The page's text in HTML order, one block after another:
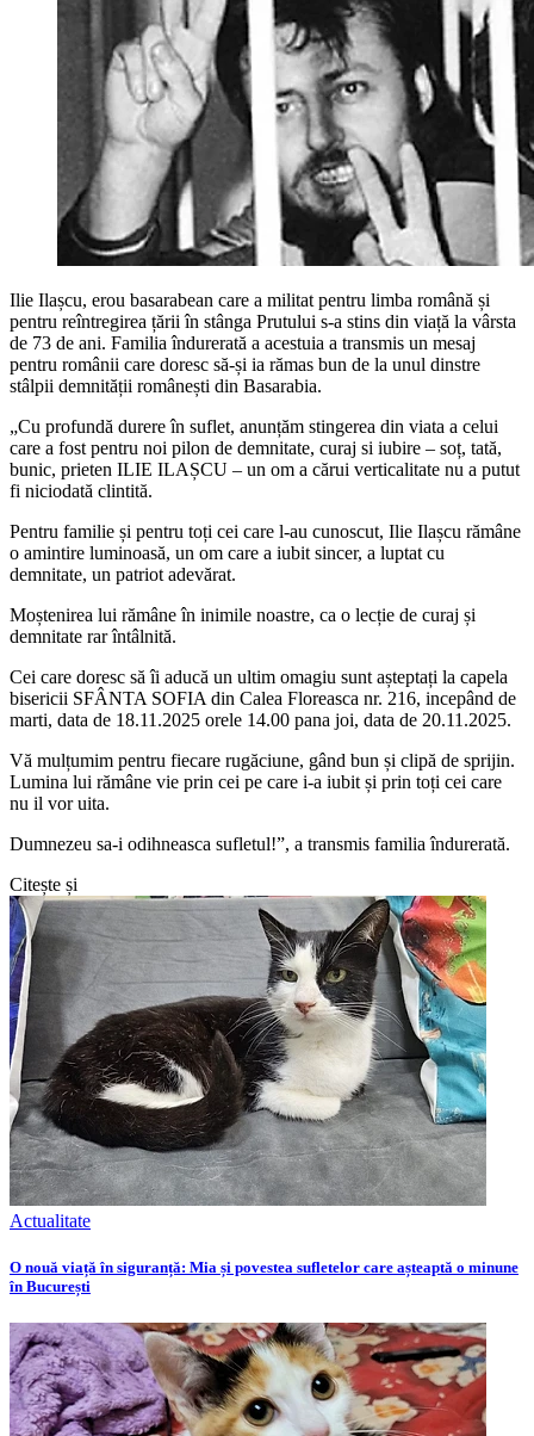
Ilie Ilașcu, erou basarabean care a militat pentru limba română și
pentru reîntregirea țării în stânga Prutului s-a stins din viață la vârsta
de 73 de ani. Familia îndurerată a acestuia a transmis un mesaj
pentru românii care doresc să-și ia rămas bun de la unul dinstre
stâlpii demnității românești din Basarabia.
„Cu profundă durere în suflet, anunțăm stingerea din viata a celui
care a fost pentru noi pilon de demnitate, curaj si iubire – soț, tată,
bunic, prieten ILIE ILAȘCU – un om a cărui verticalitate nu a putut
fi niciodată clintită.
Pentru familie și pentru toți cei care l-au cunoscut, Ilie Ilașcu rămâne
o amintire luminoasă, un om care a iubit sincer, a luptat cu
demnitate, un patriot adevărat.
Moștenirea lui rămâne în inimile noastre, ca o lecție de curaj și
demnitate rar întâlnită.
Cei care doresc să îi aducă un ultim omagiu sunt așteptați la capela
bisericii SFÂNTA SOFIA din Calea Floreasca nr. 216, incepând de
marti, data de 18.11.2025 orele 14.00 pana joi, data de 20.11.2025.
Vă mulțumim pentru fiecare rugăciune, gând bun și clipă de sprijin.
Lumina lui rămâne vie prin cei pe care i-a iubit și prin toți cei care
nu il vor uita.
Dumnezeu sa-i odihneasca sufletul!”, a transmis familia îndurerată.
Citește și
Actualitate
O nouă viață în siguranță: Mia și povestea sufletelor care așteaptă o minune
în București